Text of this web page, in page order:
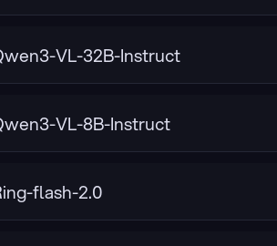
VL-32B-Instruct
VL-8B-Instruct
flash-2.0